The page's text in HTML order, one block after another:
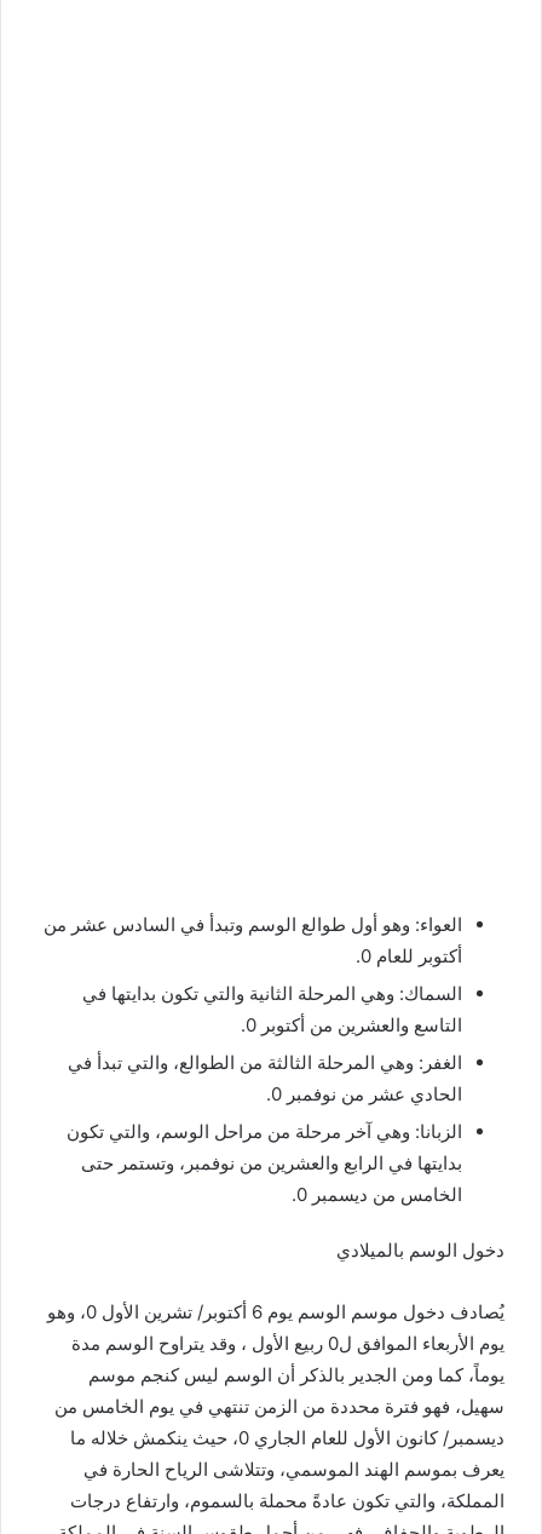
العواء: وهو أول طوالع الوسم وتبدأ في السادس عشر من
أكتوبر للعام 0.
السماك: وهي المرحلة الثانية والتي تكون بدايتها في
التاسع والعشرين من أكتوبر 0.
الغفر: وهي المرحلة الثالثة من الطوالع، والتي تبدأ في
الحادي عشر من نوفمبر 0.
الزبانا: وهي آخر مرحلة من مراحل الوسم، والتي تكون
بدايتها في الرابع والعشرين من نوفمبر، وتستمر حتى
الخامس من ديسمبر 0.
دخول الوسم بالميلادي
يُصادف دخول موسم الوسم يوم 6 أكتوبر/ تشرين الأول 0، وهو
يوم الأربعاء الموافق ل0 ربيع الأول ، وقد يتراوح الوسم مدة
يوماً، كما ومن الجدير بالذكر أن الوسم ليس كنجم موسم
سهيل، فهو فترة محددة من الزمن تنتهي في يوم الخامس من
ديسمبر/ كانون الأول للعام الجاري 0، حيث ينكمش خلاله ما
يعرف بموسم الهند الموسمي، وتتلاشى الرياح الحارة في
المملكة، والتي تكون عادةً محملة بالسموم، وارتفاع درجات